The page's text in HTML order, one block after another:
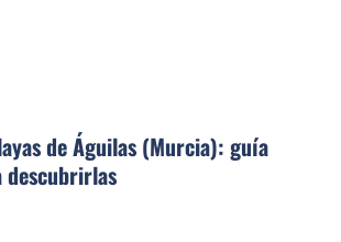
de Águilas (Murcia): guía
descubrirlas